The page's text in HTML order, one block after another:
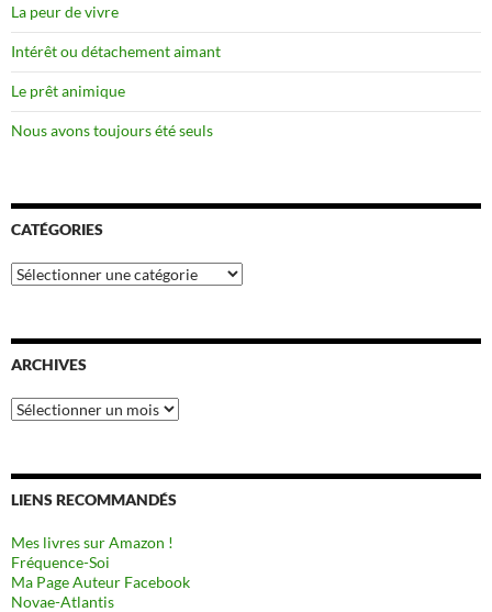
La peur de vivre
Intérêt ou détachement aimant
Le prêt animique
Nous avons toujours été seuls
CATÉGORIES
Catégories
ARCHIVES
Archives
LIENS RECOMMANDÉS
Mes livres sur Amazon !
Fréquence-Soi
Ma Page Auteur Facebook
Novae-Atlantis